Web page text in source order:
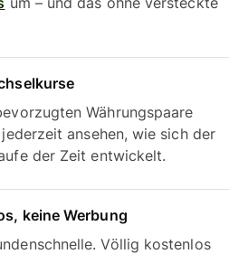
Währungspaare
ansehen, wie sich der
der Zeit entwickelt.
keine Werbung
Völlig kostenlos